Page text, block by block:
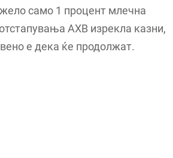
само 1 процент млечна
АХВ изрекла казни,
е дека ќе продолжат.